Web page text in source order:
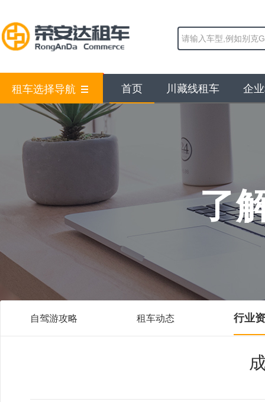
租车选择导航 首页 川藏线租车 企
了
自驾游攻略 租车动态 行业